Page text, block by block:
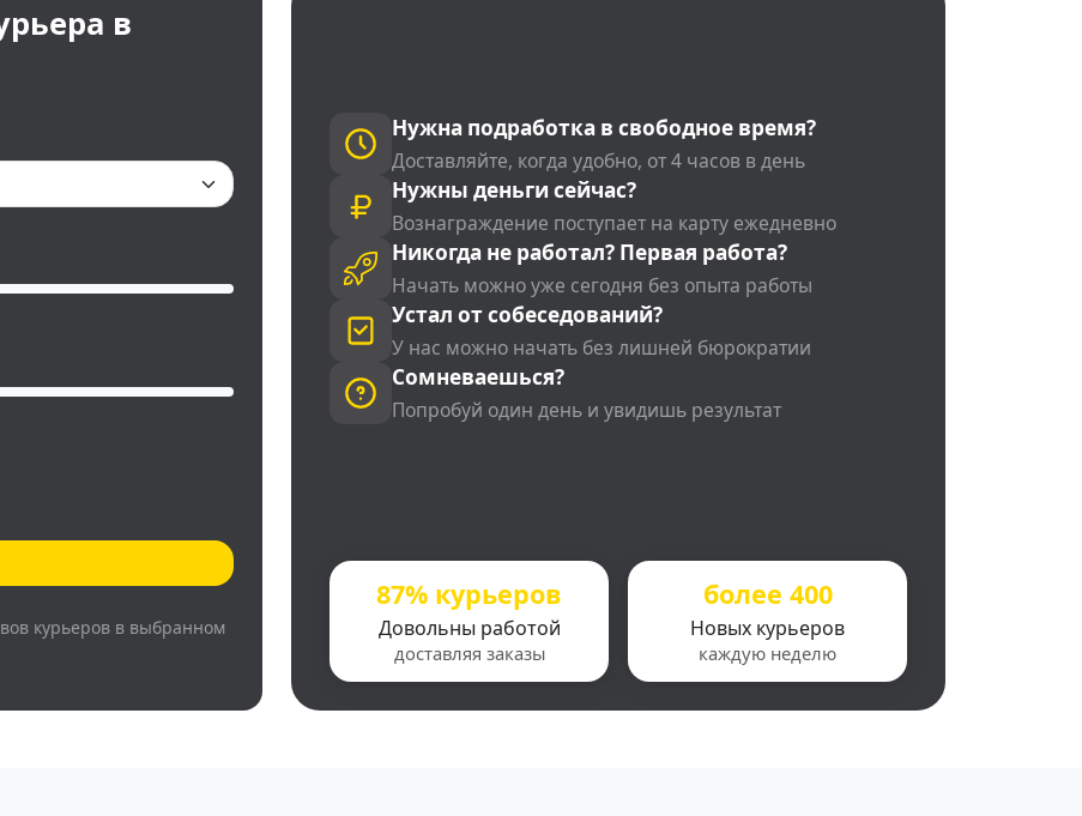
в
курьеров в выбранном
Нужна подработка в свободное время?
Доставляйте, когда удобно, от 4 часов в день
Нужны деньги сейчас?
Вознаграждение поступает на карту ежедневно
Никогда не работал? Первая работа?
Начать можно уже сегодня без опыта работы
Устал от собеседований?
У нас можно начать без лишней бюрократии
Сомневаешься?
Попробуй один день и увидишь результат
87% курьеров
Довольны работой
доставляя заказы
более 400
Новых курьеров
каждую неделю